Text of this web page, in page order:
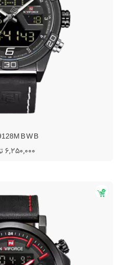
B W B
6,250,000 تومان